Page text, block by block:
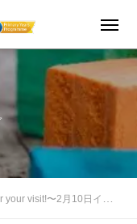
visit!〜2月10日イベント〜